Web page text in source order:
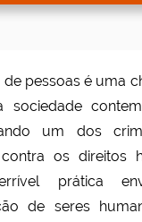
de pessoas é uma
sociedade
um dos
os direitos
prática
de seres